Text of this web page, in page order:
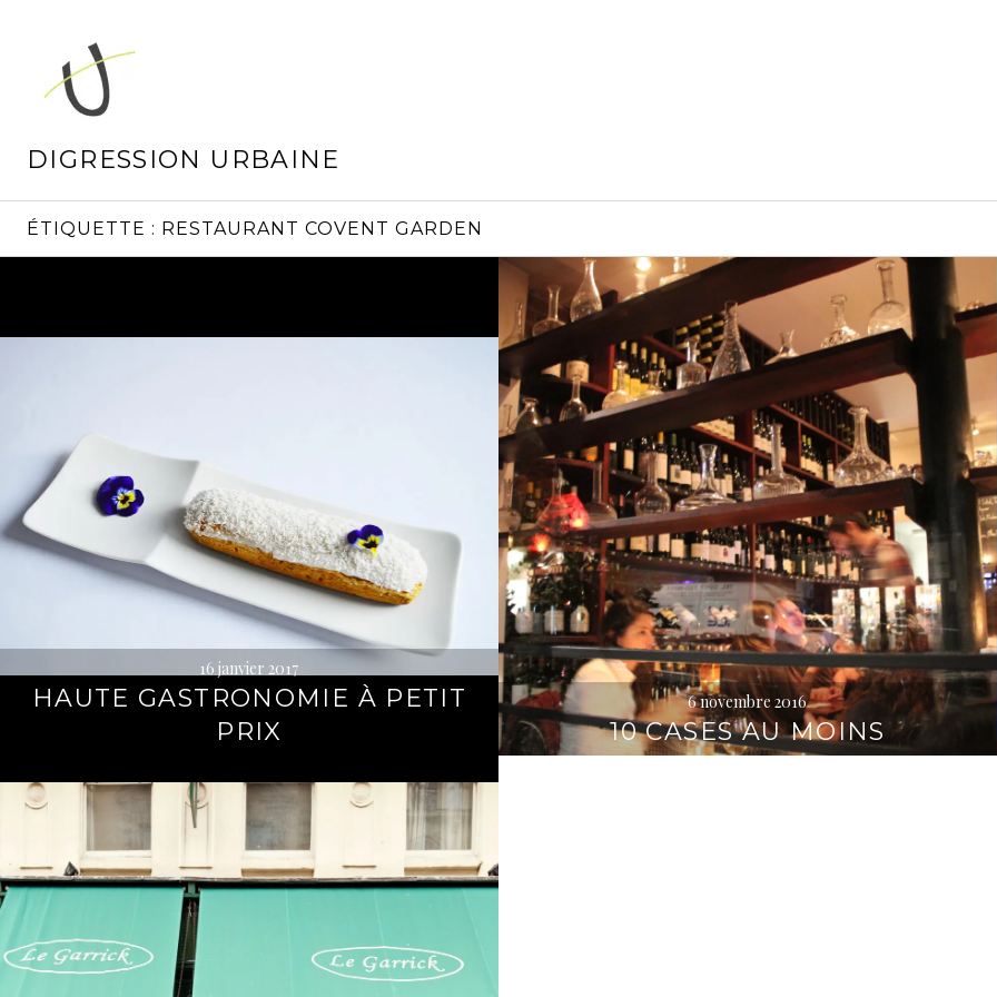
contenu
principal
DIGRESSION URBAINE
ÉTIQUETTE : RESTAURANT COVENT GARDEN
16 janvier 2017
HAUTE GASTRONOMIE À PETIT
PRIX
6 novembre 2016
10 CASES AU MOINS